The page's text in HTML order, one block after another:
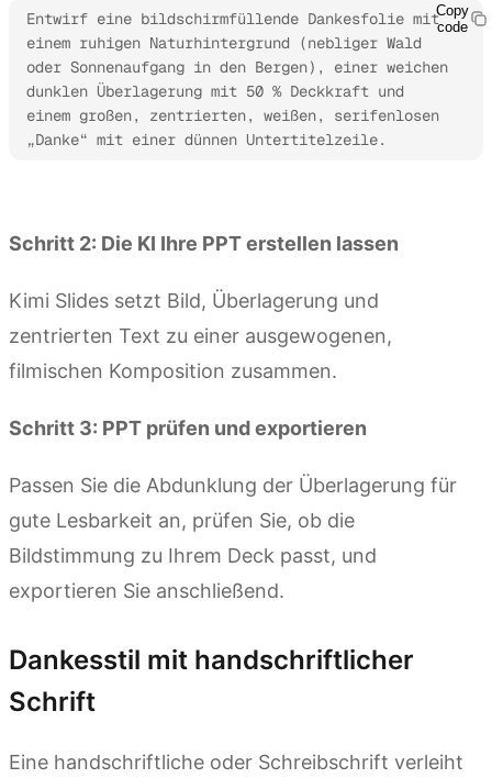
Entwirf eine bildschirmfüllende Dankesfolie mit
einem ruhigen Naturhintergrund (nebliger Wald
oder Sonnenaufgang in den Bergen), einer weichen
dunklen Überlagerung mit 50 % Deckkraft und
einem großen, zentrierten, weißen, serifenlosen
„Danke“ mit einer dünnen Untertitelzeile.
Copy
code
Schritt 2: Die KI Ihre PPT erstellen lassen
Kimi Slides setzt Bild, Überlagerung und
zentrierten Text zu einer ausgewogenen,
filmischen Komposition zusammen.
Schritt 3: PPT prüfen und exportieren
Passen Sie die Abdunklung der Überlagerung für
gute Lesbarkeit an, prüfen Sie, ob die
Bildstimmung zu Ihrem Deck passt, und
exportieren Sie anschließend.
Dankesstil mit handschriftlicher
Schrift
Eine handschriftliche oder Schreibschrift verleiht